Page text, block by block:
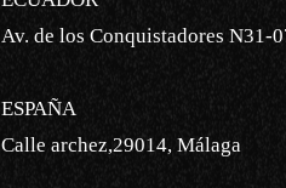
Av. de los Conquistadores N31-
ESPAÑA
Calle archez,29014, Málaga